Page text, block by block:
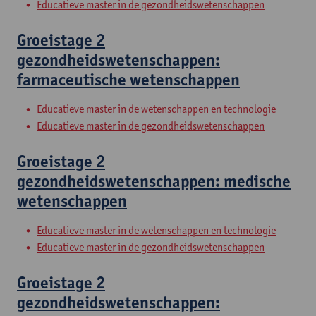
Educatieve master in de gezondheidswetenschappen
Groeistage 2
gezondheidswetenschappen:
farmaceutische wetenschappen
Educatieve master in de wetenschappen en technologie
Educatieve master in de gezondheidswetenschappen
Groeistage 2
gezondheidswetenschappen: medische
wetenschappen
Educatieve master in de wetenschappen en technologie
Educatieve master in de gezondheidswetenschappen
Groeistage 2
gezondheidswetenschappen: